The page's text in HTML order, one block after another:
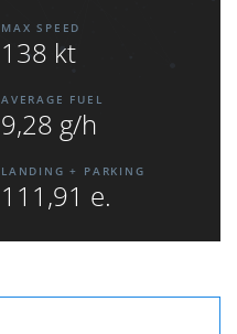
MAX SPEED
138 kt
AVERAGE FUEL
9,28 g/h
LANDING + PARKING
111,91 e.